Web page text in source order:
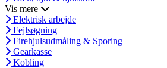
Vis mere
Elektrisk arbejde
Fejlsøgning
Firehjulsudmåling & Sporing
Gearkasse
Kobling